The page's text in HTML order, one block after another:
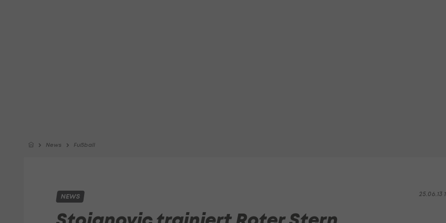
News Fußball
25.06.13
NEWS